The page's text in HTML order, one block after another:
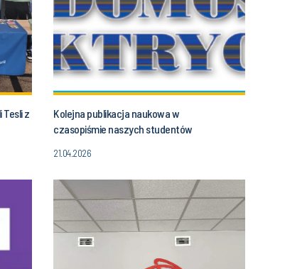
Tesli z
Kolejna publikacja naukowa w
czasopiśmie naszych studentów
21.04.2026